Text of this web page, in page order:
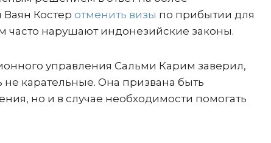
Костер отменить визы по прибытии для
часто нарушают индонезийские законы.
управления Сальми Карим заверил,
карательные. Она призвана быть
но и в случае необходимости помогать